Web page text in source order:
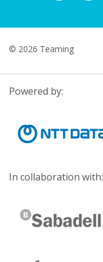
© 2026 Teaming
Powered by:
In collaboration with: